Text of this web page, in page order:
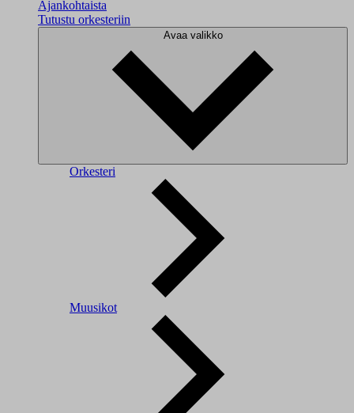
Ajankohtaista
Tutustu orkesteriin
Avaa valikko
Orkesteri
Muusikot